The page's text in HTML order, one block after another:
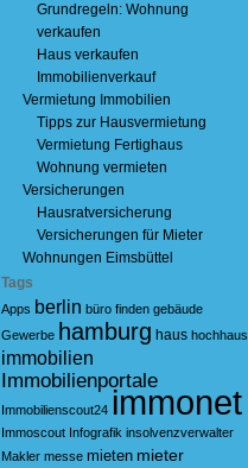
Grundregeln: Wohnung
verkaufen
Haus verkaufen
Immobilienverkauf
Vermietung Immobilien
Tipps zur Hausvermietung
Vermietung Fertighaus
Wohnung vermieten
Versicherungen
Hausratversicherung
Versicherungen für Mieter
Wohnungen Eimsbüttel
Tags
Apps berlin büro finden gebäude
Gewerbe hamburg haus hochhaus
immobilien
Immobilienportale
Immobilienscout24 immonet
Immoscout Infografik insolvenzverwalter
Makler messe mieten mieter